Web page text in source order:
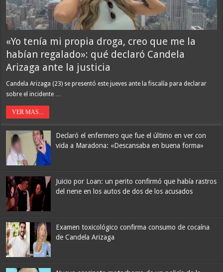
La noche de furia de Neymar: provocó al público rival tras la
clasificación del Santos, casi se agarra a piñas y el presidente rival lo
llamó «vagabundo»
Todos contra Infantino: el presidente de la FIFA junta fuerzas en
Marruecos, las sedes del Mundial 2026 reclaman y una cumbre
puede definir su futuro
«Yo tenía mi propia droga, creo que me la
habían regalado»: qué declaró Candela
Arizaga ante la justicia
Candela Arizaga (23) se presentó este jueves ante la fiscalía para declarar
sobre el incidente …
VER MAS...
Declaró el enfermero que fue el último en ver con
vida a Maradona: «Descansaba en buena forma»
Juicio por Loan: un perito confirmó que había rastros
del nene en los autos de dos de los acusados
Examen toxicológico confirma consumo de cocaína
de Candela Arizaga